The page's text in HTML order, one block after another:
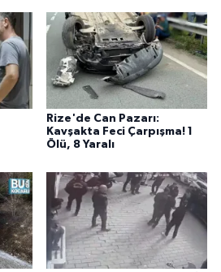
Rize'de Can Pazarı:
Kavşakta Feci Çarpışma! 1
Ölü, 8 Yaralı